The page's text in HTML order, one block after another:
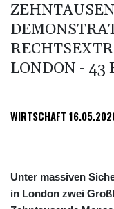
LONDON - 43
WIRTSCHAFT
Unter massiven
in London zwei